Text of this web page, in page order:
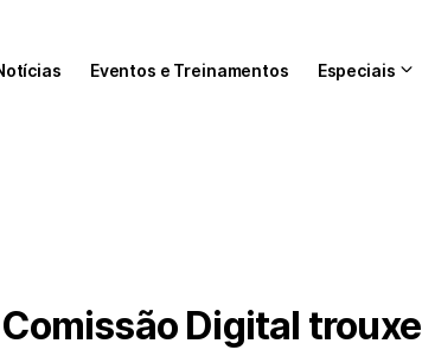
Eventos e Treinamentos Especiais
Digital trouxe